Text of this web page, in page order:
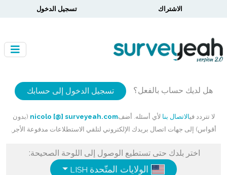
الاشتراك تسجيل الدخول
هل لديك حساب بالفعل؟ تسجيل الدخول إلى حسابك
لا تتردد فيالاتصال بنا لأي أسئله. أضفnicolo [@] surveyeah.com (بدون
أقواس) إلى جهات اتصال بريدك الإلكتروني لتلقي الاستطلاعات مدفوعة الأجر.
اختر بلدك حتى تستطيع الوصول إلى اللوحة الصحيحة:
الولايات المتّحدة